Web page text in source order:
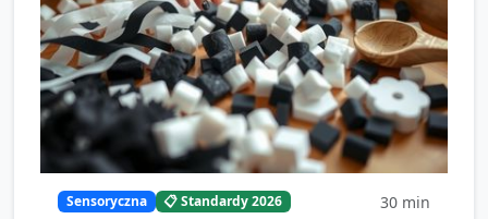
Sensoryczna 📋 Standardy 2026 30 min